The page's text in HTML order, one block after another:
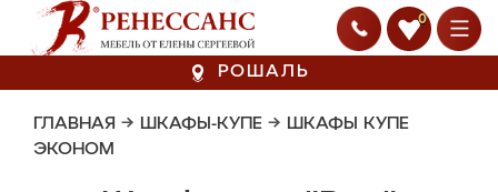
0
РОШАЛЬ
ГЛАВНАЯ → ШКАФЫ-КУПЕ → ШКАФЫ КУПЕ
ЭКОНОМ